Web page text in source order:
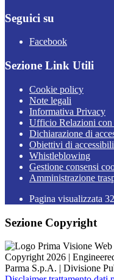
Seguici su
Facebook
Sezione Link Utili
Cookie policy
Note legali
Informativa Privacy
Ufficio Relazioni
Dichiarazione di
Obiettivi di
Whistleblowing
Gestione consensi
Amministrazione
Pagina visualizzata
Sezione Copyright
Copyright 2026 |
Parma S.p.A. | Divisione